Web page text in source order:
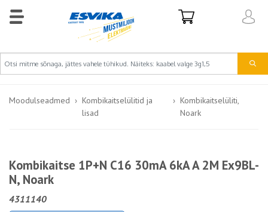
Moodulseadmed
Kombikaitselülitid ja
lisad
Kombikaitselüliti,
Noark
Kombikaitse 1P+N C16 30mA 6kA A 2M Ex9BL-
N, Noark
4311140